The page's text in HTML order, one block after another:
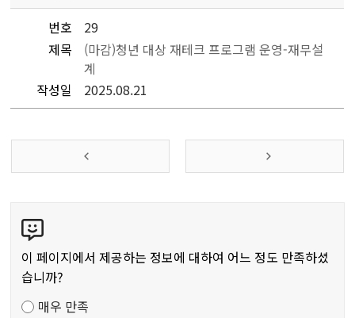
번호
29
제목
(마감)청년 대상 재테크 프로그램 운영-재무설
계
작성일
2025.08.21
텐
츠
만
도
이 페이지에서 제공하는 정보에 대하여 어느 정도 만족하셨
습니까?
매우 만족